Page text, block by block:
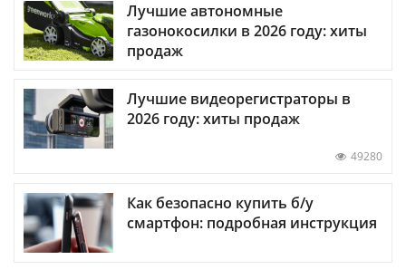
Лучшие автономные
газонокосилки в 2026 году: хиты
продаж
Лучшие видеорегистраторы в
2026 году: хиты продаж
49280
Как безопасно купить б/у
смартфон: подробная инструкция